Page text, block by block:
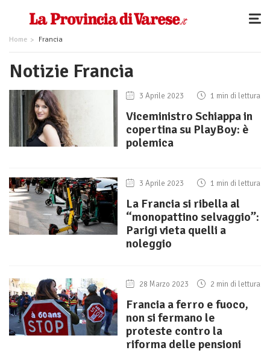
Home Francia
Notizie Francia
3 Aprile 2023 1 min di lettura
Viceministro Schiappa in
copertina su PlayBoy: è
polemica
3 Aprile 2023 1 min di lettura
La Francia si ribella al
“monopattino selvaggio”:
Parigi vieta quelli a
noleggio
28 Marzo 2023 2 min di lettura
Francia a ferro e fuoco,
non si fermano le
proteste contro la
riforma delle pensioni